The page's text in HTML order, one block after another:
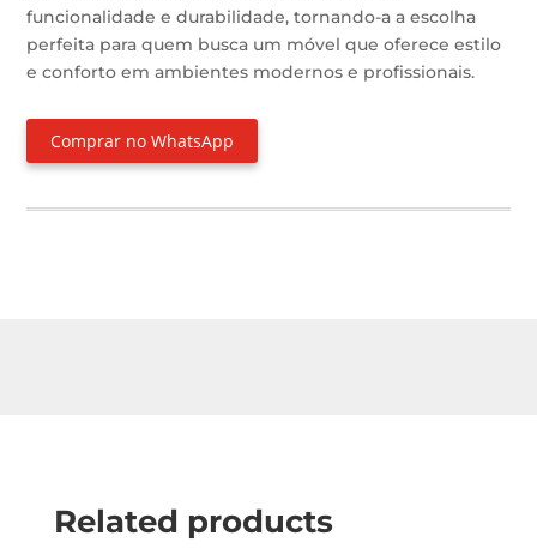
funcionalidade e durabilidade, tornando-a a escolha
perfeita para quem busca um móvel que oferece estilo
e conforto em ambientes modernos e profissionais.
Comprar no WhatsApp
Related products